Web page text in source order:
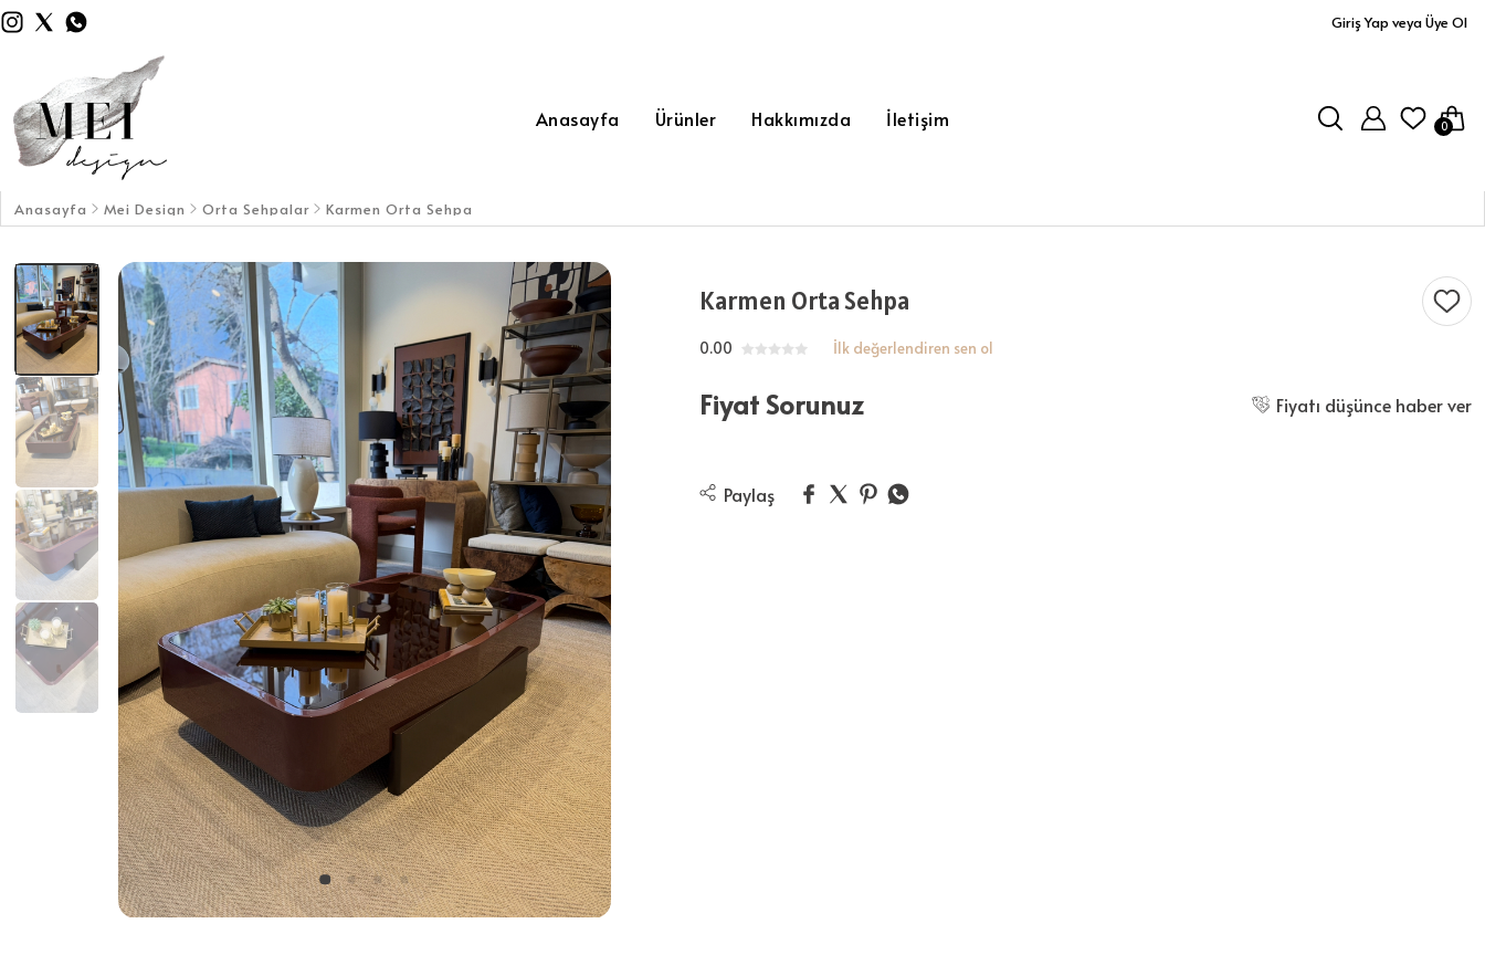
Giriş Yap veya Üye Ol
Anasayfa Ürünler Hakkımızda İletişim 0
Anasayfa Mei Design Orta Sehpalar Karmen Orta Sehpa
Karmen Orta Sehpa
0.00 İlk değerlendiren sen ol
Fiyat Sorunuz Fiyatı düşünce haber ver
Paylaş